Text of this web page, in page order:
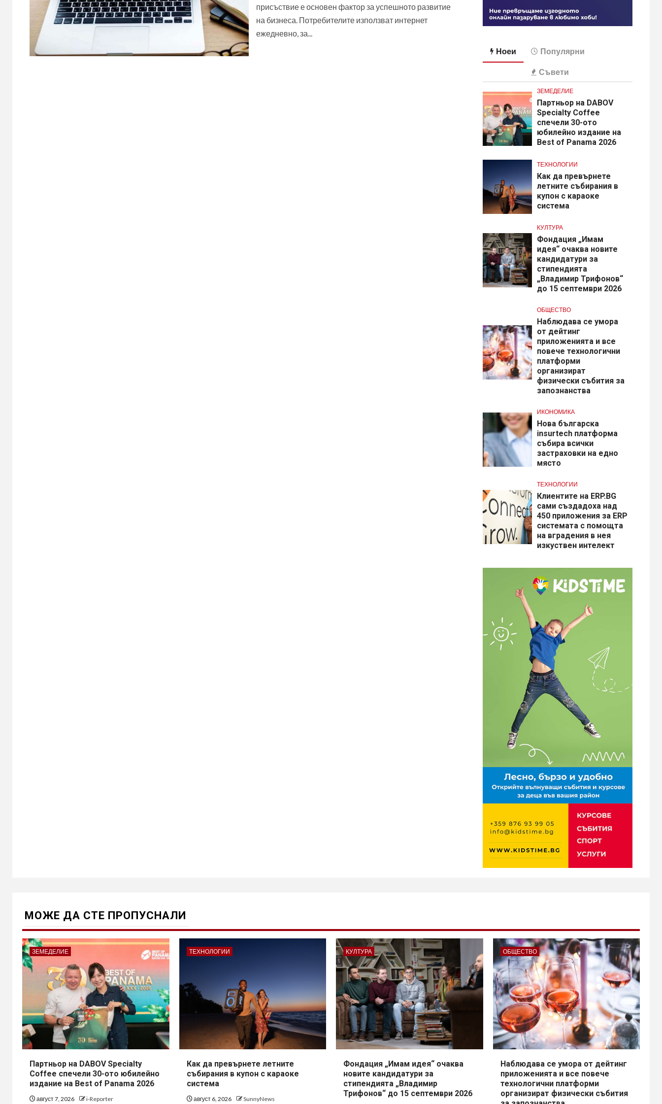
присъствие е основен фактор за успешното развитие
на бизнеса. Потребителите използват интернет
ежедневно, за...
Ноеи
Популярни
Съвети
ЗЕМЕДЕЛИЕ
Партньор на DABOV
Specialty Coffee
спечели 30-ото
юбилейно издание на
Best of Panama 2026
ТЕХНОЛОГИИ
Как да превърнете
летните събирания в
купон с караоке
система
КУЛТУРА
Фондация „Имам
идея“ очаква новите
кандидатури за
стипендията
„Владимир Трифонов“
до 15 септември 2026
ОБЩЕСТВО
Наблюдава се умора
от дейтинг
приложенията и все
повече технологични
платформи
организират
физически събития за
запознанства
ИКОНОМИКА
Нова българска
insurtech платформа
събира всички
застраховки на едно
място
ТЕХНОЛОГИИ
Клиентите на ERP.BG
сами създадоха над
450 приложения за ERP
системата с помощта
на вградения в нея
изкуствен интелект
МОЖE ДА СТЕ ПРОПУСНАЛИ
ЗЕМЕДЕЛИЕ
Партньор на DABOV Specialty
Coffee спечели 30-ото юбилейно
издание на Best of Panama 2026
август 7, 2026 i-Reporter
ТЕХНОЛОГИИ
Как да превърнете летните
събирания в купон с караоке
система
август 6, 2026 SunnyNews
КУЛТУРА
Фондация „Имам идея“ очаква
новите кандидатури за
стипендията „Владимир
Трифонов“ до 15 септември 2026
ОБЩЕСТВО
Наблюдава се умора от дейтинг
приложенията и все повече
технологични платформи
организират физически събития